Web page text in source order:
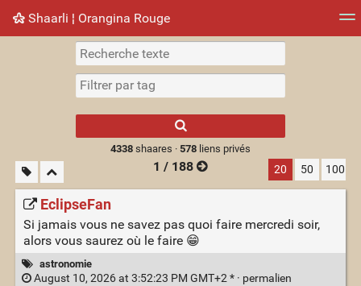
Shaarli ¦ Orangina Rouge
Nuage de tags Mur d'images
results.
4338shaares · 578liens privés
1 / 188 20 50 100
EclipseFan
Si jamais vous ne savez pas quoi faire mercredi soir,
alors vous saurez où le faire 😁
astronomie
August 10, 2026 at 3:52:23 PM GMT+2 * · permalien